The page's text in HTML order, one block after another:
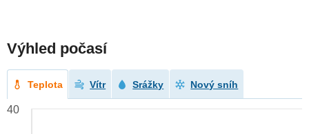
Výhled počasí
Teplota Vítr Srážky Nový sníh
40